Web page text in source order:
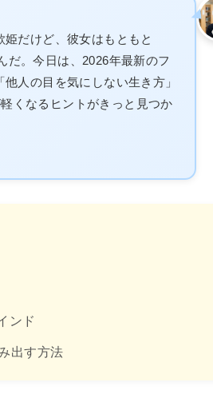
だけど、彼女はもともと
だ。今日は、2026年最新のフ
人の目を気にしない生き方」
くなるヒントがきっと見つか
ンド
出す方法